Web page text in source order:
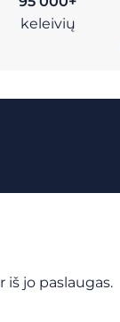
keleivių
iš jo paslaugas.